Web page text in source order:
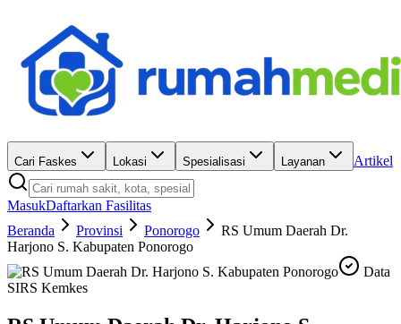
Cari Faskes Lokasi Spesialisasi Layanan Artikel
MasukDaftarkan Fasilitas
Beranda
Provinsi Ponorogo
RS Umum Daerah Dr.
Harjono S. Kabupaten Ponorogo
Data
SIRS Kemkes